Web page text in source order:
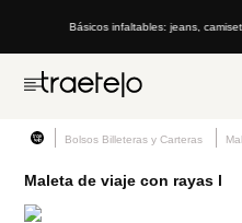
Básicos infaltables: jeans,
Bolsos Billeteras y Carteras
Maleta de viaje con rayas l